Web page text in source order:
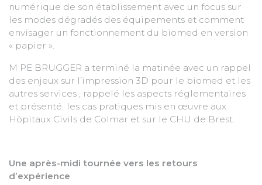
numérique de son établissement avec un focus sur
les modes dégradés des équipements et comment
envisager un fonctionnement du biomed en version
« papier ».
M PE BRUGGER a terminé la matinée avec un rappel
des enjeux sur l’impression 3D pour le biomed et les
autres services , rappelé les aspects réglementaires
et présenté les cas pratiques mis en œuvre aux
Hôpitaux Civils de Colmar et sur le CHU de Brest.
Une après-midi tournée vers les retours
d’expérience